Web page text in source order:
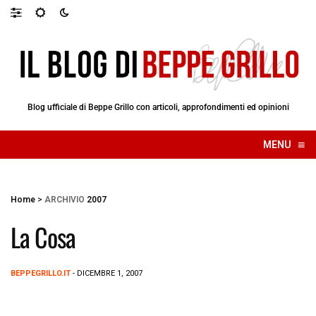
Blog ufficiale di Beppe Grillo con articoli, approfondimenti ed opinioni
MENU ≡
☰
Home > ARCHIVIO 2007
La Cosa
BEPPEGRILLO.IT - DICEMBRE 1, 2007